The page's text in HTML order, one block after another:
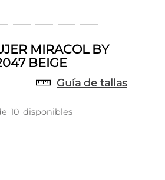
MIRACOL BY
BEIGE
Guía de tallas
10 disponibles